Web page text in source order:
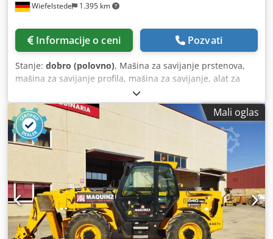
Wiefelstede 1.395 km
Informacije o ceni Pozvati
Stanje: dobro (polovno), Mašina za savijanje prstenova,
mašina za savijanje profila, mašina za savijanje, alat za
savijanje cevi, savijač cevi, mašina za savijanje cevi, mašina
za savijanje cevi sa trnom -Proizvođač: Dako Gedore,
elektro-hidraulični savijač cevi na mobilnom postolju -
Prečnik cevi: 3/8" do 3" -Hod: 320 mm -Motor: AEG 1,5 kW -
Pribor: uključujući kalupe za savijanje do 2,5", vidi slike -
Transportne dimenzije: 1140/1045/H1200 mm -Ukupna
težina: 389 kg Dcsdpfx Aex Nfhrsg Hjk
Mali oglas